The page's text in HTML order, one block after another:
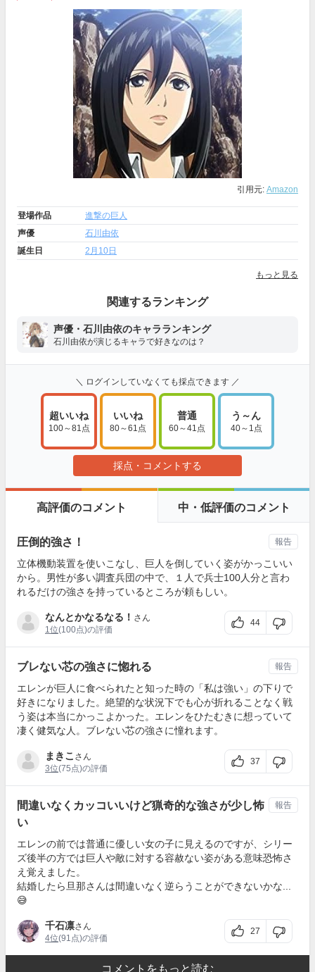
引用元: Amazon
登場作品
進撃の巨人
声優
石川由依
誕生日
2月10日
もっと見る
関連するランキング
声優・石川由依のキャラランキング
石川由依が演じるキャラで好きなのは？
＼ ログインしていなくても採点できます ／
超いいね
100～81点
いいね
80～61点
普通
60～41点
う～ん
40～1点
採点・コメントする
高評価のコメント 中・低評価のコメント
圧倒的強さ！
立体機動装置を使いこなし、巨人を倒していく姿がかっこいい
から。男性が多い調査兵団の中で、１人で兵士100人分と言わ
れるだけの強さを持っているところが頼もしい。
なんとかなるなる！ さん
1位(100点)の評価
44
報告
ブレない芯の強さに惚れる
エレンが巨人に食べられたと知った時の「私は強い」の下りで
好きになりました。絶望的な状況下でも心が折れることなく戦
う姿は本当にかっこよかった。エレンをひたむきに想っていて
凄く健気な人。ブレない芯の強さに憧れます。
まきこ さん
3位(75点)の評価
37
報告
間違いなくカッコいいけど猟奇的な強さが少し怖
い
エレンの前では普通に優しい女の子に見えるのですが、シリー
ズ後半の方では巨人や敵に対する容赦ない姿がある意味恐怖さ
え覚えました。
結婚したら旦那さんは間違いなく逆らうことができないかな...
😅
千石凛さん
4位(91点)の評価
27
報告
コメントをもっと読む